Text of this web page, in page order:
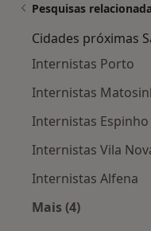
Pesquisas
Cidades próximas
Internistas Porto
Internistas
Internistas Espinho
Internistas Vila
Internistas Alfena
Mais (4)